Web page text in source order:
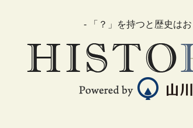
- 「？」を持つと歴史は